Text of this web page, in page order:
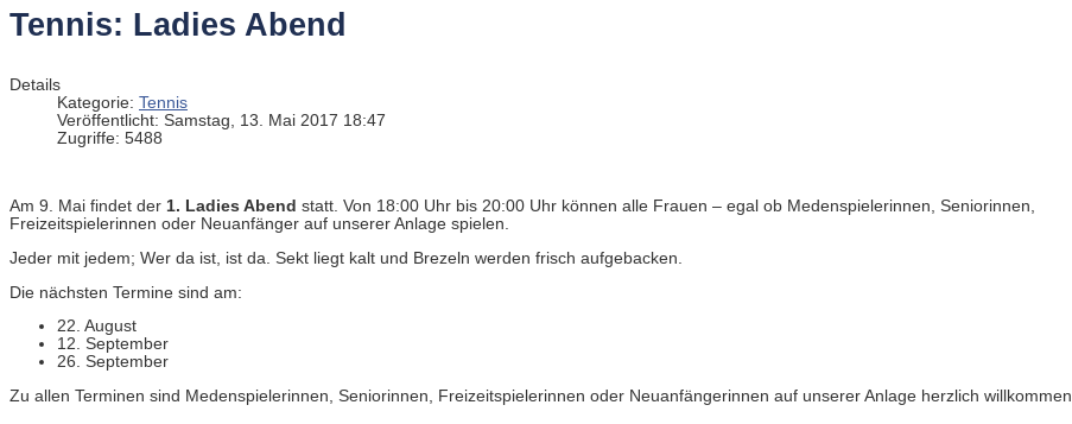
Tennis: Ladies Abend
Details
Kategorie: Tennis
Veröffentlicht: Samstag, 13. Mai 2017 18:47
Zugriffe: 5488
Am 9. Mai findet der 1. Ladies Abend statt. Von 18:00 Uhr bis 20:00 Uhr können alle Frauen – egal ob Medenspielerinnen, Seniorinnen,
Freizeitspielerinnen oder Neuanfänger auf unserer Anlage spielen.
Jeder mit jedem; Wer da ist, ist da. Sekt liegt kalt und Brezeln werden frisch aufgebacken.
Die nächsten Termine sind am:
22. August
12. September
26. September
Zu allen Terminen sind Medenspielerinnen, Seniorinnen, Freizeitspielerinnen oder Neuanfängerinnen auf unserer Anlage herzlich willkommen.